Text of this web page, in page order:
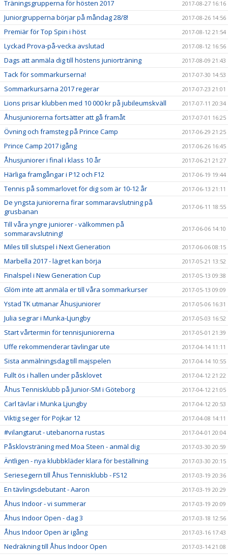
Träningsgrupperna för hösten 2017 2017-08-27 16:16
Juniorgrupperna börjar på måndag 28/8! 2017-08-26 14:56
Premiär för Top Spin i höst 2017-08-12 21:54
Lyckad Prova-på-vecka avslutad 2017-08-12 16:56
Dags att anmäla dig till höstens juniorträning 2017-08-09 21:43
Tack för sommarkurserna! 2017-07-30 14:53
Sommarkursarna 2017 regerar 2017-07-23 21:01
Lions prisar klubben med 10 000 kr på jubileumskväll 2017-07-11 20:34
Åhusjuniorerna fortsätter att gå framåt 2017-07-01 16:25
Övning och framsteg på Prince Camp 2017-06-29 21:25
Prince Camp 2017 igång 2017-06-26 16:45
Åhusjuniorer i final i klass 10 år 2017-06-21 21:27
Härliga framgångar i P12 och F12 2017-06-19 19:44
Tennis på sommarlovet för dig som är 10-12 år 2017-06-13 21:11
De yngsta juniorerna firar sommaravslutning på
grusbanan
2017-06-11 18:55
Till våra yngre juniorer - välkommen på
sommaravslutning!
2017-06-06 14:10
Miles till slutspel i Next Generation 2017-06-06 08:15
Marbella 2017 - lägret kan börja 2017-05-21 13:52
Finalspel i New Generation Cup 2017-05-13 09:38
Glöm inte att anmäla er till våra sommarkurser 2017-05-13 09:09
Ystad TK utmanar Åhusjuniorer 2017-05-06 16:31
Julia segrar i Munka-Ljungby 2017-05-03 16:52
Start vårtermin för tennisjuniorerna 2017-05-01 21:39
Uffe rekommenderar tävlingar ute 2017-04-14 11:11
Sista anmälningsdag till majspelen 2017-04-14 10:55
Fullt ös i hallen under påsklovet 2017-04-12 21:22
Åhus Tennisklubb på Junior-SM i Göteborg 2017-04-12 21:05
Carl tävlar i Munka Ljungby 2017-04-12 20:53
Viktig seger för Pojkar 12 2017-04-08 14:11
#vilangtarut - utebanorna rustas 2017-04-01 20:04
Påsklovsträning med Moa Steen - anmäl dig 2017-03-30 20:59
Äntligen - nya klubbkläder klara för beställning 2017-03-30 20:15
Seriesegern till Åhus Tennisklubb - FS12 2017-03-19 20:36
En tävlingsdebutant - Aaron 2017-03-19 20:29
Åhus Indoor - vi summerar 2017-03-19 20:09
Åhus Indoor Open - dag 3 2017-03-18 12:56
Åhus Indoor Open är igång 2017-03-16 17:43
Nedräkning till Åhus Indoor Open 2017-03-14 21:08